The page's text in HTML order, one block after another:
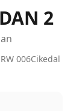
2
006Cikedal